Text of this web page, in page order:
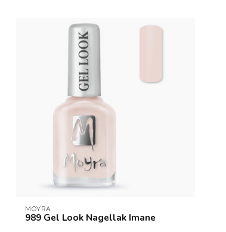
MOYRA
989 Gel Look Nagellak Imane